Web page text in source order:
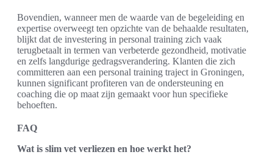
Bovendien, wanneer men de waarde van de begeleiding en
expertise overweegt ten opzichte van de behaalde resultaten,
blijkt dat de investering in personal training zich vaak
terugbetaalt in termen van verbeterde gezondheid, motivatie
en zelfs langdurige gedragsverandering. Klanten die zich
committeren aan een personal training traject in Groningen,
kunnen significant profiteren van de ondersteuning en
coaching die op maat zijn gemaakt voor hun specifieke
behoeften.
FAQ
Wat is slim vet verliezen en hoe werkt het?